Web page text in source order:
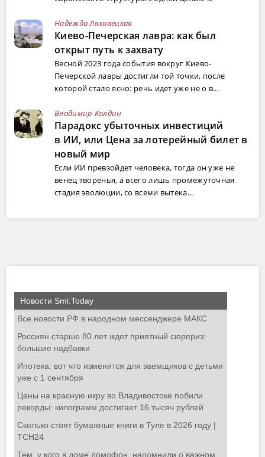
Надежда Ляховецкая
Киево-Печерская лавра: как был
открыт путь к захвату
Весной 2023 года события вокруг Киево-
Печерской лавры достигли той точки, после
которой стало ясно: речь идет уже не о в...
Владимир Колдин
Парадокс убыточных инвестиций
в ИИ, или Цена за лотерейный билет в
новый мир
Если ИИ превзойдет человека, тогда он уже не
венец творенья, а всего лишь промежуточная
стадия эволюции, со всеми вытека...